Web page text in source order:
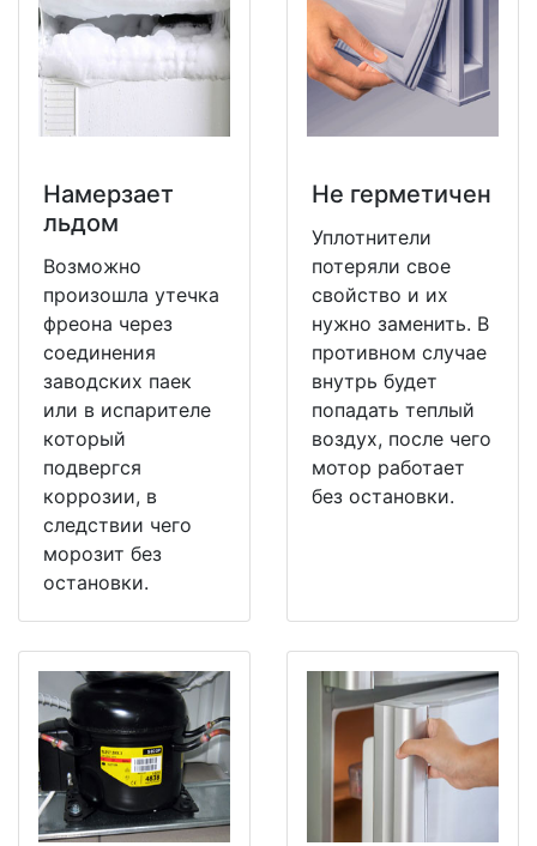
Намерзает
льдом
Возможно
произошла утечка
фреона через
соединения
заводских паек
или в испарителе
который
подвергся
коррозии, в
следствии чего
морозит без
остановки.
Не герметичен
Уплотнители
потеряли свое
свойство и их
нужно заменить. В
противном случае
внутрь будет
попадать теплый
воздух, после чего
мотор работает
без остановки.